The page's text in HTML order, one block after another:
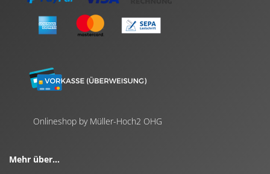
Onlineshop by Müller-Hoch2 OHG
Mehr über...